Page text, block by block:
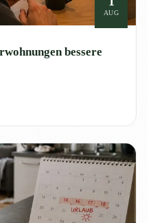
AUG
bessere